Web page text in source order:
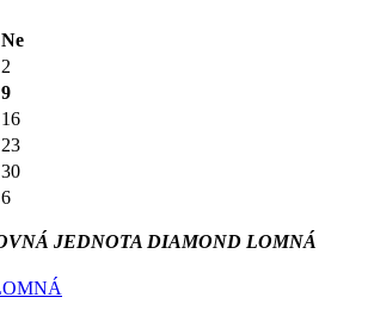
Ne
2
9
16
23
30
6
JEDNOTA DIAMOND LOMNÁ